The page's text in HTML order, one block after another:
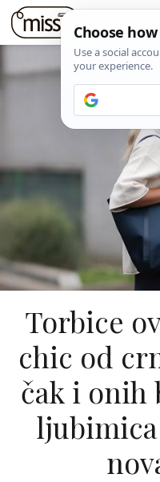
Torbice
chic od
čak i onih